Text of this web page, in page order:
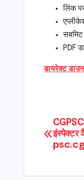
लिंक
PDF
डायरेक्ट
Post
इंस्पेक्टर